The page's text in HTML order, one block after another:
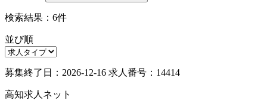
検索結果：6件
並び順
募集終了日：2026-12-16 求人番号：14414
高知求人ネット